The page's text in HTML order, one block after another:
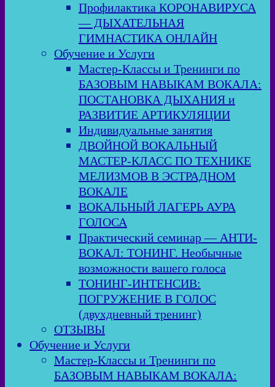
Профилактика КОРОНАВИРУСА
— ДЫХАТЕЛЬНАЯ
ГИМНАСТИКА ОНЛАЙН
Обучение и Услуги
Мастер-Классы и Тренинги по
БАЗОВЫМ НАВЫКАМ ВОКАЛА:
ПОСТАНОВКА ДЫХАНИЯ и
РАЗВИТИЕ АРТИКУЛЯЦИИ
Индивидуальные занятия
ДВОЙНОЙ ВОКАЛЬНЫЙ
МАСТЕР-КЛАСС ПО ТЕХНИКЕ
МЕЛИЗМОВ В ЭСТРАДНОМ
ВОКАЛЕ
ВОКАЛЬНЫЙ ЛАГЕРЬ АУРА
ГОЛОСА
Практический семинар — АНТИ-
ВОКАЛ: ТОНИНГ. Необычные
возможности вашего голоса
ТОНИНГ-ИНТЕНСИВ:
ПОГРУЖЕНИЕ В ГОЛОС
(двухдневный тренинг)
ОТЗЫВЫ
Обучение и Услуги
Мастер-Классы и Тренинги по
БАЗОВЫМ НАВЫКАМ ВОКАЛА: